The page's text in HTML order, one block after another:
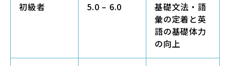
初級者 5.0 – 6.0
基礎文法・語
彙の定着と英
語の基礎体力
の向上